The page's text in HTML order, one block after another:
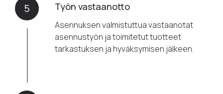
5 Työn vastaanotto
Asennuksen valmistuttua vastaanotat
asennustyön ja toimitetut tuotteet
tarkastuksen ja hyväksymisen jälkeen.